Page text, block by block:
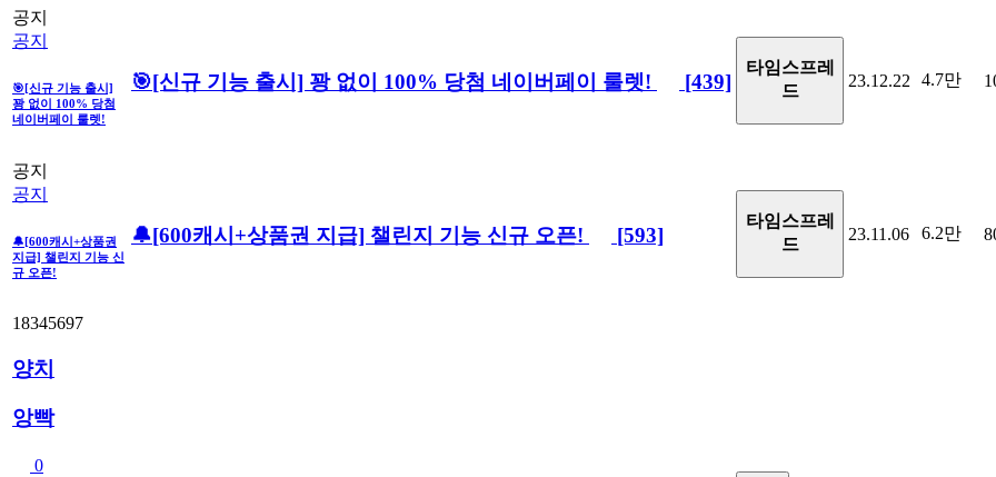
공지
공지
🎯[신규 기능 출시]
꽝 없이 100% 당첨
네이버페이 룰렛!
🎯[신규 기능 출시] 꽝 없이 100% 당첨 네이버페이 룰렛! [439]
타임스프레
드
23.12.22 4.7만
공지
공지
🔔[600캐시+상품권
지급] 챌린지 기능 신
규 오픈!
🔔[600캐시+상품권 지급] 챌린지 기능 신규 오픈! [593]
타임스프레
드
23.11.06 6.2만
18345697
양치
앙빡
0